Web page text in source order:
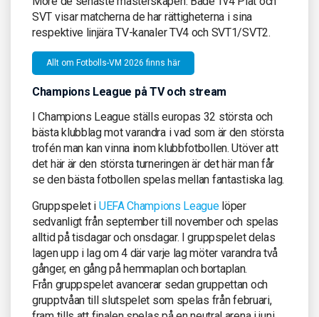
SVT visar matcherna de har rättigheterna i sina
respektive linjära TV-kanaler TV4 och SVT1/SVT2.
Allt om Fotbolls-VM 2026 finns här
Champions League på TV och stream
I Champions League ställs europas 32 största och
bästa klubblag mot varandra i vad som är den största
trofén man kan vinna inom klubbfotbollen. Utöver att
det här är den största turneringen är det här man får
se den bästa fotbollen spelas mellan fantastiska lag.
Gruppspelet i UEFA Champions Leaguelöper
sedvanligt från september till november och spelas
alltid på tisdagar och onsdagar. I gruppspelet delas
lagen upp i lag om 4 där varje lag möter varandra två
gånger, en gång på hemmaplan och bortaplan.
Från gruppspelet avancerar sedan gruppettan och
grupptvåan till slutspelet som spelas från februari,